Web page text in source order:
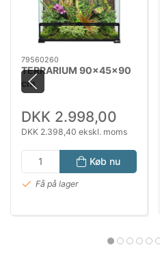
79560260
TERRARIUM 90x45x90
cm
DKK 2.998,00
DKK 2.398,40 ekskl. moms
Køb nu
Få på lager